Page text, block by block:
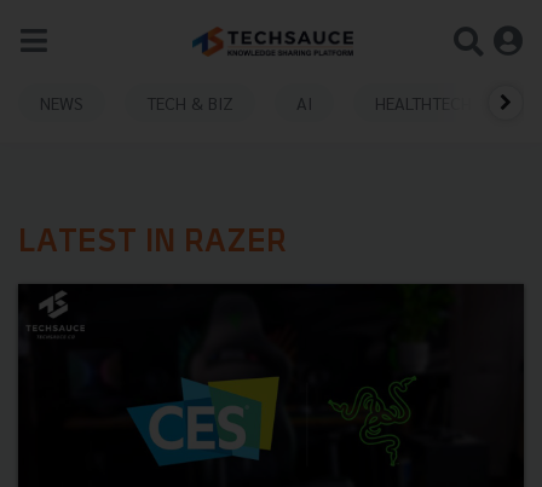
NEWS TECH & BIZ AI HEALTHTECH
LATEST IN RAZER